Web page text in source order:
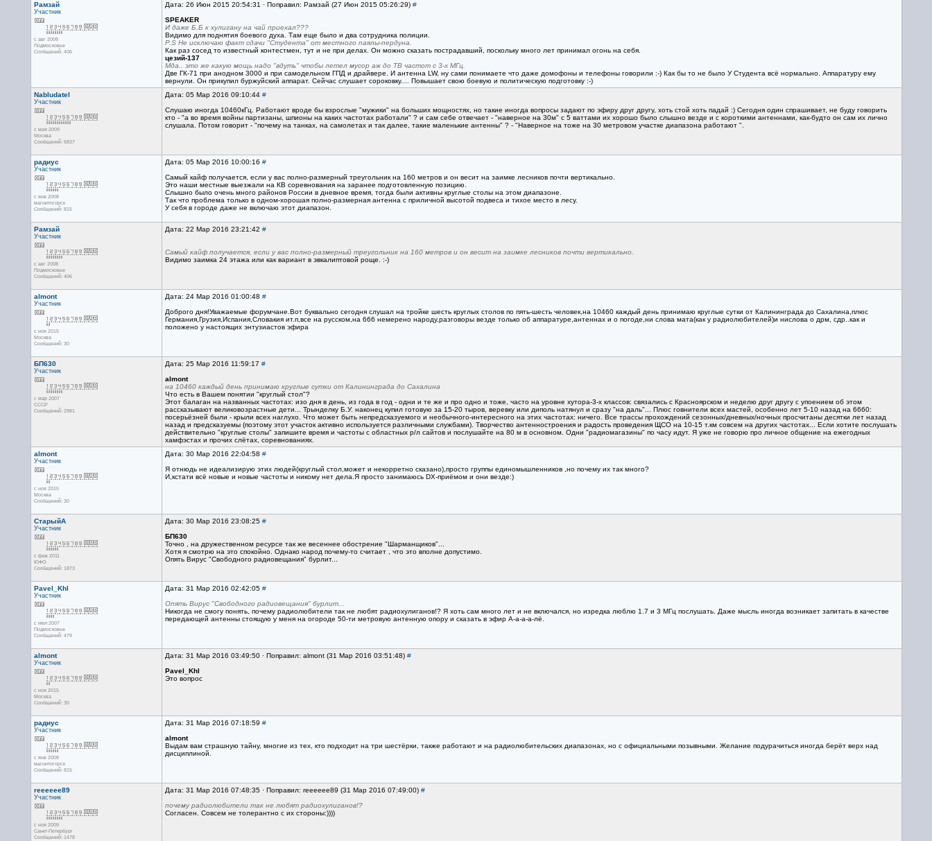
Рамзай
Участник
с авг 2008
Подмосковье
Сообщений: 406
Дата: 26 Июн 2015 20:54:31 · Поправил: Рамзай (27 Июн 2015 05:26:29) #
SPEAKER
И даже Б.Б к хулигану на чай приехал???
Видимо для поднятия боевого духа. Там еще было и два сотрудника полиции.
P.S Не исключаю факт сдачи "Студента" от местного паялы-пердуна.
Как раз сосед то известный контестмен, тут и не при делах. Он можно сказать пострадавший, поскольку много лет принимал огонь на себя.
цезий-137
Мда.. это же какую мощь надо "вдуть" чтобы летел мусор аж до ТВ частот с 3-х МГц.
Две ГК-71 при анодном 3000 и при самодельном ГПД и драйвере. И антенна LW, ну сами понимаете что даже домофоны и телефоны говорили :-) Как бы то не было У Студента всё нормально. Аппаратуру ему
вернули. Он прикупил буржуйский аппарат. Сейчас слушает сороковку.... Повышает свою боевую и политическую подготовку :-)
Nabludatel
Участник
с мая 2009
Москва
Сообщений: 6837
Дата: 05 Мар 2016 09:10:44 #
Слушаю иногда 10460кГц. Работают вроде бы взрослые "мужики" на больших мощностях, но такие иногда вопросы задают по эфиру друг другу, хоть стой хоть падай :) Сегодня один спрашивает, не буду говорить
кто - "а во время войны партизаны, шпионы на каких частотах работали" ? и сам себе отвечает - "наверное на 30м" с 5 ваттами их хорошо было слышно везде и с короткими антеннами, как-будто он сам их лично
слушала. Потом говорит - "почему на танках, на самолетах и так далее, такие маленькие антенны" ? - "Наверное на тоже на 30 метровом участке диапазона работают ".
радиус
Участник
с янв 2008
магнитогорск
Сообщений: 815
Дата: 05 Мар 2016 10:00:16 #
Самый кайф получается, если у вас полно-размерный треугольник на 160 метров и он весит на заимке лесников почти вертикально.
Это наши местные выезжали на КВ соревнования на заранее подготовленную позицию.
Слышно было очень много районов России в дневное время, тогда были активны круглые столы на этом диапазоне.
Так что проблема только в одном-хорошая полно-размерная антенна с приличной высотой подвеса и тихое место в лесу.
У себя в городе даже не включаю этот диапазон.
Рамзай
Участник
с авг 2008
Подмосковье
Сообщений: 406
Дата: 22 Мар 2016 23:21:42 #
Самый кайф получается, если у вас полно-размерный треугольник на 160 метров и он весит на заимке лесников почти вертикально.
Видимо заимка 24 этажа или как вариант в эвкалиптовой роще. :-)
almont
Участник
с ноя 2015
Москва
Сообщений: 30
Дата: 24 Мар 2016 01:00:48 #
Доброго дня!Уважаемые форумчане.Вот буквально сегодня слушал на тройке шесть круглых столов по пять-шесть человек,на 10460 каждый день принимаю круглые сутки от Калининграда до Сахалина,плюс
Германия,Грузия,Испания,Словакия ит.п,все на русском,на 666 немерено народу,разговоры везде только об аппаратуре,антеннах и о погоде,ни слова мата(как у радиолюбителей)и нислова о дрм, сдр..как и
положено у настоящих энтузиастов эфира
БП630
Участник
с мар 2007
CCCP
Сообщений: 2981
Дата: 25 Мар 2016 11:59:17 #
almont
на 10460 каждый день принимаю круглые сутки от Калининграда до Сахалина
Что есть в Вашем понятии "круглый стол"?
Этот балаган на названных частотах: изо дня в день, из года в год - одни и те же и про одно и тоже, часто на уровне хутора-3-х классов: связались с Красноярском и неделю друг другу с упоением об этом
рассказывают великовозрастные дети... Трынделку Б.У. наконец купил готовую за 15-20 тыров, веревку или диполь натянул и сразу "на даль"... Плюс говнители всех мастей, особенно лет 5-10 назад на 6660:
посерьёзней были - крыли всех наглухо. Что может быть непредсказуемого и необычного-интересного на этих частотах: ничего. Все трассы прохождений сезонных/дневных/ночных просчитаны десятки лет назад
назад и предсказуемы (поэтому этот участок активно используется различными службами). Творчество антенностроения и радость проведения ЩСО на 10-15 т.км совсем на других частотах... Если хотите послушать
действительно "круглые столы" запишите время и частоты с областных р/л сайтов и послушайте на 80 м в основном. Одни "радиомагазины" по часу идут. Я уже не говорю про личное общение на ежегодных
хамфэстах и прочих слётах, соревнованиях.
almont
Участник
с ноя 2015
Москва
Сообщений: 30
Дата: 30 Мар 2016 22:04:58 #
Я отнюдь не идеализирую этих людей(круглый стол,может и некорретно сказано),просто группы единомышленников ,но почему их так много?
И,кстати всё новые и новые частоты и никому нет дела.Я просто занимаюсь DX-приёмом и они везде:)
СтарыйА
Участник
с фев 2011
ЮФО
Сообщений: 1873
Дата: 30 Мар 2016 23:08:25 #
БП630
Точно , на дружественном ресурсе так же весеннее обострение "Шарманщиков"...
Хотя я смотрю на это спокойно. Однако народ почему-то считает , что это вполне допустимо.
Опять Вирус "Свободного радиовещания" бурлит...
Pavel_Khl
Участник
с июл 2007
Подмосковье
Сообщений: 479
Дата: 31 Мар 2016 02:42:05 #
Опять Вирус "Свободного радиовещания" бурлит...
Никогда не смогу понять, почему радиолюбители так не любят радиохулиганов!? Я хоть сам много лет и не включался, но изредка люблю 1.7 и 3 МГц послушать. Даже мысль иногда возникает запитать в качестве
передающей антенны стоящую у меня на огороде 50-ти метровую антенную опору и сказать в эфир А-а-а-а-лё.
almont
Участник
с ноя 2015
Москва
Сообщений: 30
Дата: 31 Мар 2016 03:49:50 · Поправил: almont (31 Мар 2016 03:51:48) #
Pavel_Khl
Это вопрос
радиус
Участник
с янв 2008
магнитогорск
Сообщений: 815
Дата: 31 Мар 2016 07:18:59 #
almont
Выдам вам страшную тайну, многие из тех, кто подходит на три шестёрки, также работают и на радиолюбительских диапазонах, но с официальными позывными. Желание подурачиться иногда берёт верх над
дисциплиной.
reeeeee89
Участник
с ноя 2009
Санкт-Петербург
Сообщений: 1478
Дата: 31 Мар 2016 07:48:35 · Поправил: reeeeee89 (31 Мар 2016 07:49:00) #
почему радиолюбители так не любят радиохулиганов!?
Согласен. Совсем не толерантно с их стороны:))))